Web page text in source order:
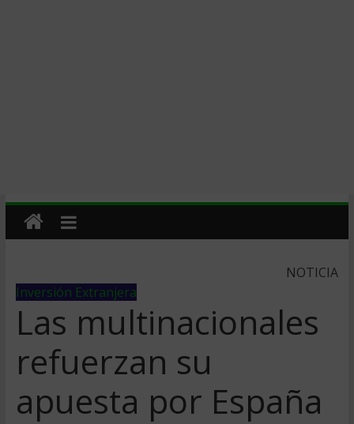
NOTICIA
Inversión Extranjera
Las multinacionales
refuerzan su
apuesta por España